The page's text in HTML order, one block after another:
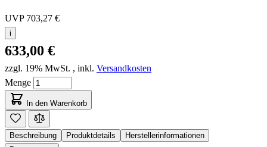
UVP 703,27 €
i
633,00 €
zzgl. 19% MwSt. , inkl. Versandkosten
Menge
In den Warenkorb
Beschreibung Produktdetails
Herstellerinformationen